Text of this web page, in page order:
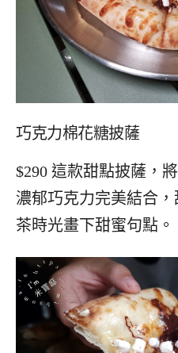
巧克力棉花糖披薩
$290 這款甜點披薩，
濃郁巧克力完美結合
茶時光畫下甜蜜句點。